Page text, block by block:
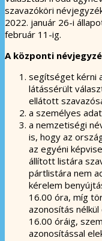
szavazóköri
2022. január 26-i
február 11-ig.
A központi
segítséget kérni
látássérült
ellátott
a személyes
a nemzetiségi
is, hogy az
az egyéni
állított listára
pártlistára nem
kérelem
16.00 óra, míg
azonosítás
16.00 óráig,
azonosítással